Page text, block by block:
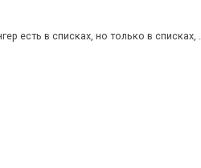
есть в списках, но только в списках, ...